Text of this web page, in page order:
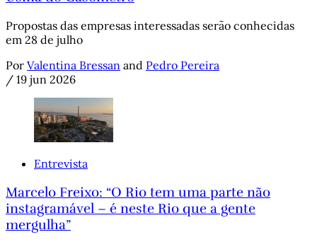
Propostas das empresas interessadas serão conhecidas
em 28 de julho
Por Valentina Bressan and Pedro Pereira
/ 19 jun 2026
Entrevista
Marcelo Freixo: “O Rio tem uma parte não
instagramável – é neste Rio que a gente
mergulha”